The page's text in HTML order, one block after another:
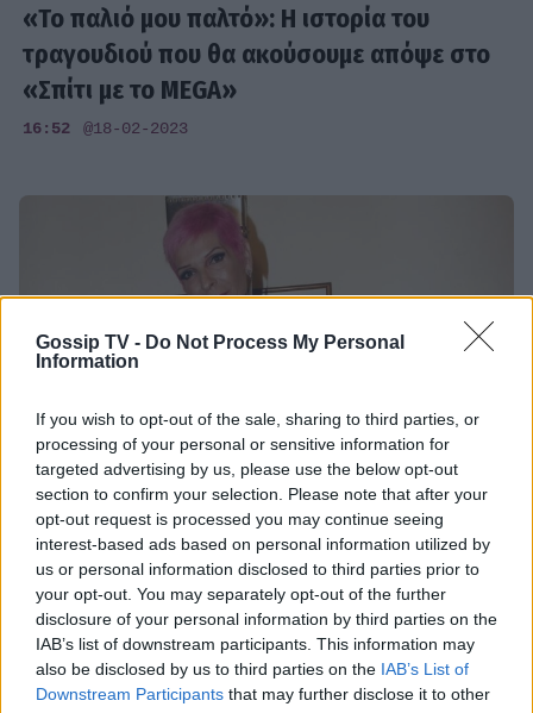
Gossip TV - Do Not Process My Personal
Information
If you wish to opt-out of the sale, sharing to third parties, or
processing of your personal or sensitive information for
targeted advertising by us, please use the below opt-out
section to confirm your selection. Please note that after your
opt-out request is processed you may continue seeing
interest-based ads based on personal information utilized by
us or personal information disclosed to third parties prior to
your opt-out. You may separately opt-out of the further
disclosure of your personal information by third parties on the
IAB’s list of downstream participants. This information may
also be disclosed by us to third parties on the IAB’s List of
Downstream Participants that may further disclose it to other
«Το παλιό μου παλτό»: Η ιστορία του
τραγουδιού που θα ακούσουμε απόψε στο
«Σπίτι με το MEGA»
16:52 @18-02-2023
SHOWBIZ
Σοφία Βόσσου: Η πρώτη έξοδος μετά την
περιπέτεια της υγείας της! Άλλος
άνθρωπος η τραγουδίστρια
22:50 @13-06-2021